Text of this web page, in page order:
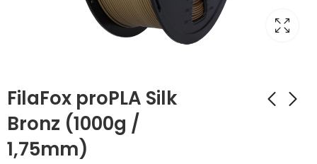
FilaFox proPLA Silk
Bronz (1000g /
1,75mm)